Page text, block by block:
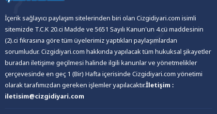
İçerik sağlayıcı paylaşım sitelerinden biri olan Cizgidiyari.com isimli
sitemizde T.C.K 20.ci Madde ve 5651 Sayılı Kanun'un 4.cü maddesinin
(2).ci fıkrasına göre tüm üyelerimiz yaptıkları paylaşımlardan
sorumludur. Cizgidiyari.com hakkında yapılacak tüm hukuksal şikayetler
buradan iletişime geçilmesi halinde ilgili kanunlar ve yönetmelikler
çerçevesinde en geç 1 (Bir) Hafta içerisinde Cizgidiyari.com yönetimi
olarak tarafımızdan gereken işlemler yapılacaktır.İletişim :
iletisim@cizgidiyari.com